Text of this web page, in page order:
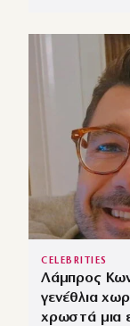
CELEBRITIES
Λάμπρος
γενέθλια
χρωστά μια